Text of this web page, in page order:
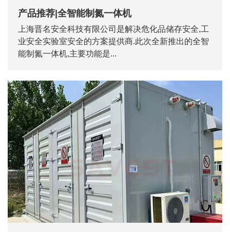
产品推荐|全智能制氮一体机
上海晋名安全科技有限公司是解决危化品储存安全,工
业安全实验室安全的方案提供商.此次全新推出的全智
能制氮一体机,主要功能是...